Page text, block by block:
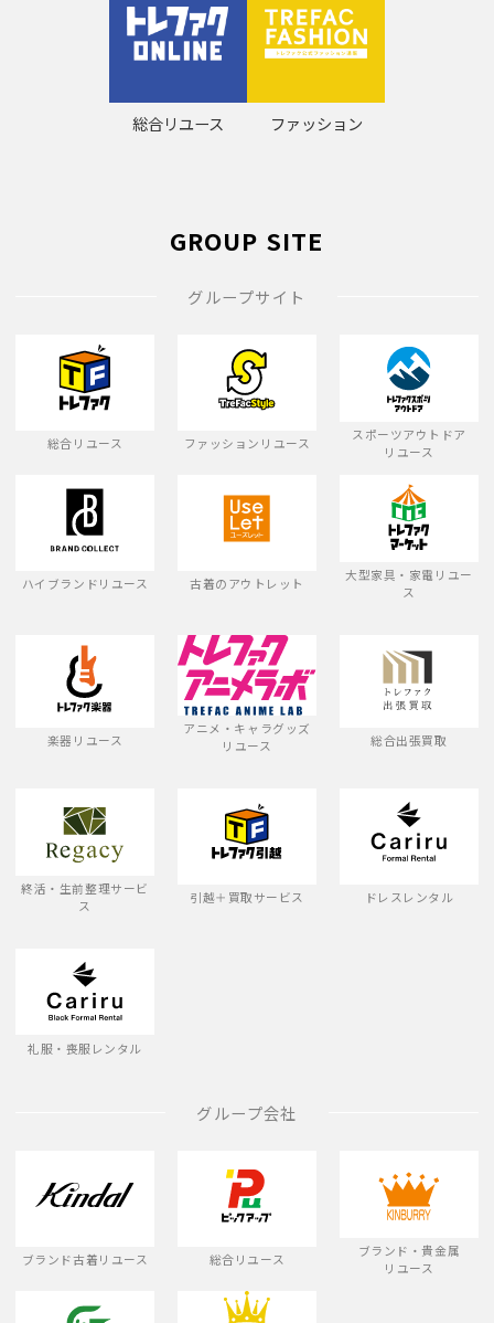
総合リユース ファッション
GROUP SITE
グループサイト
総合リユース ファッションリユース
スポーツアウトドア
リユース
ハイブランドリユース 古着のアウトレット
大型家具・家電リユー
ス
楽器リユース
アニメ・キャラグッズ
リユース
総合出張買取
終活・生前整理サービ
ス
引越＋買取サービス ドレスレンタル
礼服・喪服レンタル
グループ会社
ブランド古着リユース 総合リユース
ブランド・貴金属
リユース